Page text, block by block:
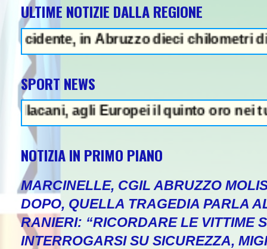
ULTIME NOTIZIE DALLA REGIONE
in Abruzzo dieci chilometri di coda -
SPORT NEWS
agli Europei il quinto oro nei tuffi
NOTIZIA IN PRIMO PIANO
MARCINELLE, CGIL ABRUZZO
DOPO, QUELLA TRAGEDIA PARLA
RANIERI: “RICORDARE LE VITTIME
INTERROGARSI SU SICUREZZA,
- Sparatoria in una scuola a